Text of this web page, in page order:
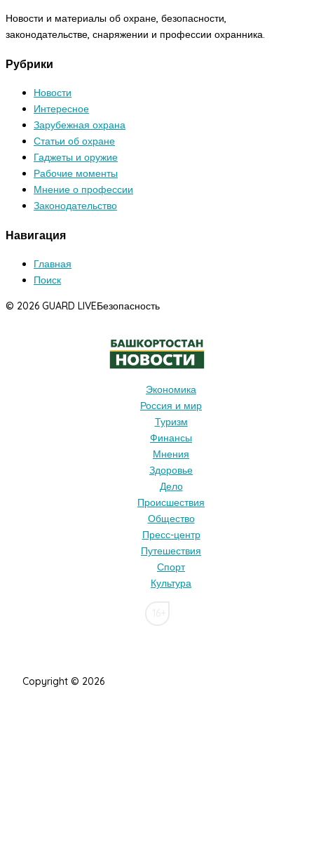
Новости и материалы об охране, безопасности,
законодательстве, снаряжении и профессии охранника.
Рубрики
Новости
Интересное
Зарубежная охрана
Статьи об охране
Гаджеты и оружие
Рабочие моменты
Мнение о профессии
Законодательство
Навигация
Главная
Поиск
© 2026 GUARD LIVEБезопасность
Экономика
Россия и мир
Туризм
Финансы
Мнения
Здоровье
Дело
Происшествия
Общество
Пресс-центр
Путешествия
Спорт
Культура
Copyright © 2026